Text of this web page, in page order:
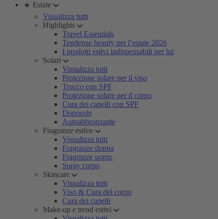
☀️ Estate
Visualizza tutti
Highlights
Travel Essentials
Tendenze beauty per l’estate 2026
I prodotti estivi indispensabili per lui
Solari
Visualizza tutti
Protezione solare per il viso
Trucco con SPF
Protezione solare per il corpo
Cura dei capelli con SPF
Doposole
Autoabbronzante
Fragranze estive
Visualizza tutti
Fragranze donna
Fragranze uomo
Spray corpo
Skincare
Visualizza tutti
Viso & Cura del corpo
Cura dei capelli
Make-up e trend estivi